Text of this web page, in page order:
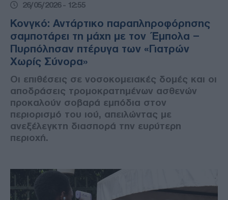
26/05/2026 - 12:55
Κονγκό: Αντάρτικο παραπληροφόρησης
σαμποτάρει τη μάχη με τον Έμπολα –
Πυρπόλησαν πτέρυγα των «Γιατρών
Χωρίς Σύνορα»
Οι επιθέσεις σε νοσοκομειακές δομές και οι
αποδράσεις τρομοκρατημένων ασθενών
προκαλούν σοβαρά εμπόδια στον
περιορισμό του ιού, απειλώντας με
ανεξέλεγκτη διασπορά την ευρύτερη
περιοχή.